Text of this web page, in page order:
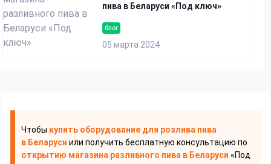
блог
05 марта 2024
пива в Беларуси «Под ключ»
Чтобы купить оборудование для розлива пива
в Беларуси или получить бесплатную консультацию по
открытию магазина разливного пива в Беларуси «Под